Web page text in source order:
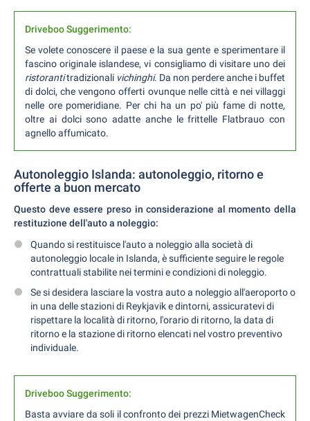
Driveboo Suggerimento:
Se volete conoscere il paese e la sua gente e sperimentare il
fascino originale islandese, vi consigliamo di visitare uno dei
ristorantitradizionali vichinghi. Da non perdere anche i buffet
di dolci, che vengono offerti ovunque nelle città e nei villaggi
nelle ore pomeridiane. Per chi ha un po' più fame di notte,
oltre ai dolci sono adatte anche le frittelle Flatbrauo con
agnello affumicato.
Autonoleggio Islanda: autonoleggio, ritorno e
offerte a buon mercato
Questo deve essere preso in considerazione al momento della
restituzione dell'auto a noleggio:
Quando si restituisce l'auto a noleggio alla società di
autonoleggio locale in Islanda, è sufficiente seguire le regole
contrattuali stabilite nei termini e condizioni di noleggio.
Se si desidera lasciare la vostra auto a noleggio all'aeroporto o
in una delle stazioni di Reykjavik e dintorni, assicuratevi di
rispettare la località di ritorno, l'orario di ritorno, la data di
ritorno e la stazione di ritorno elencati nel vostro preventivo
individuale.
Driveboo Suggerimento:
Basta avviare da soli il confronto dei prezzi MietwagenCheck